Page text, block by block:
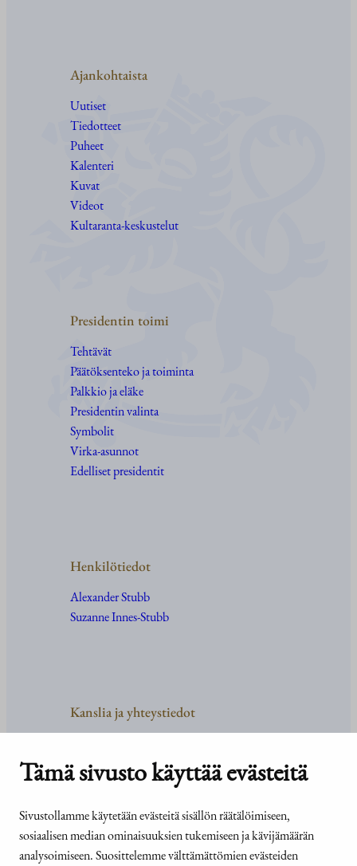
Tämä sivusto käyttää evästeitä
Sivustollamme käytetään evästeitä sisällön räätälöimiseen,
sosiaalisen median ominaisuuksien tukemiseen ja kävijämäärän
analysoimiseen. Suosittelemme välttämättömien evästeiden
Ajankohtaista
Uutiset
Tiedotteet
Puheet
Kalenteri
Kuvat
Videot
Kultaranta-keskustelut
Presidentin toimi
Tehtävät
Päätöksenteko ja toiminta
Palkkio ja eläke
Presidentin valinta
Symbolit
Virka-asunnot
Edelliset presidentit
Henkilötiedot
Alexander Stubb
Suzanne Innes-Stubb
Kanslia ja yhteystiedot
Tehtävät ja organisaatio
Medialle